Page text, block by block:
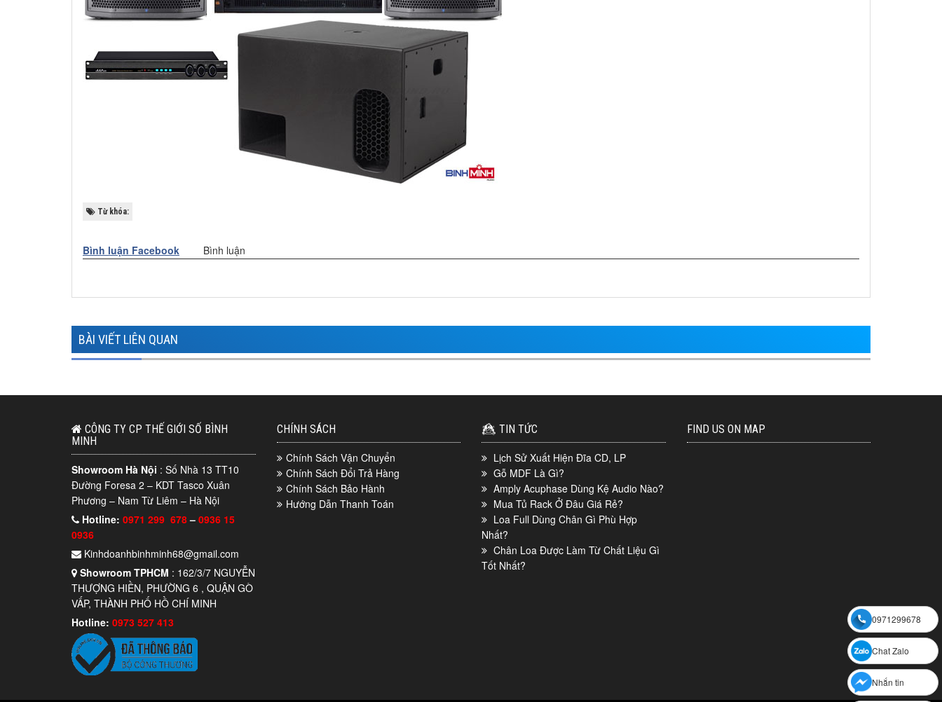
Từ khóa:
Bình luận Facebook Bình luận
BÀI VIẾT LIÊN QUAN
CÔNG TY CP THẾ GIỚI SỐ BÌNH
MINH
Showroom Hà Nội : Số Nhà 13 TT10
Đường Foresa 2 – KDT Tasco Xuân
Phương – Nam Từ Liêm – Hà Nội
Hotline: 0971 299 678– 0936 15
0936
Kinhdoanhbinhminh68@gmail.com
Showroom TPHCM : 162/3/7 NGUYỄN
THƯỢNG HIỀN, PHƯỜNG 6 , QUẬN GÒ
VẤP, THÀNH PHỐ HỒ CHÍ MINH
Hotline: 0973 527 413
CHÍNH SÁCH
Chính Sách Vận Chuyển
Chính Sách Đổi Trả Hàng
Chính Sách Bảo Hành
Hướng Dẫn Thanh Toán
TIN TỨC
Lịch Sử Xuất Hiện Đĩa CD, LP
Gỗ MDF Là Gì?
Amply Acuphase Dùng Kệ Audio Nào?
Mua Tủ Rack Ở Đâu Giá Rẻ?
Loa Full Dùng Chân Gì Phù Hợp
Nhất?
Chân Loa Được Làm Từ Chất Liệu Gì
Tốt Nhất?
FIND US ON MAP
0971299678
Chat Zalo
Nhắn tin